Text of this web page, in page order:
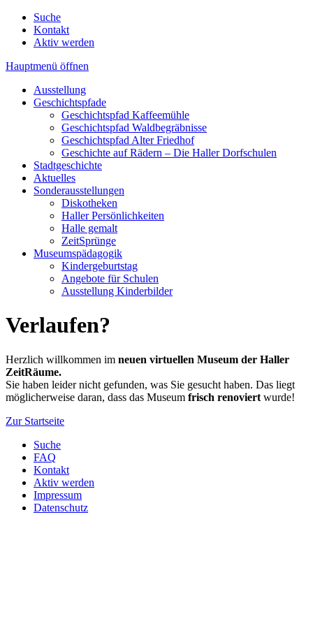
Suche
Kontakt
Aktiv werden
Hauptmenü öffnen
Ausstellung
Geschichtspfade
Geschichtspfad Kaffeemühle
Geschichtspfad Waldbegräbnisse
Geschichtspfad Alter Friedhof
Geschichte auf Rädern – Die Haller Dorfschulen
Stadtgeschichte
Aktuelles
Sonderausstellungen
Diskotheken
Haller Persönlichkeiten
Halle gemalt
ZeitSprünge
Museumspädagogik
Kindergeburtstag
Angebote für Schulen
Ausstellung Kinderbilder
Verlaufen?
Herzlich willkommen im neuen virtuellen Museum der Haller
ZeitRäume.
Sie haben leider nicht gefunden, was Sie gesucht haben. Das liegt
möglicherweise daran, dass das Museum frisch renoviert wurde!
Zur Startseite
Suche
FAQ
Kontakt
Aktiv werden
Impressum
Datenschutz